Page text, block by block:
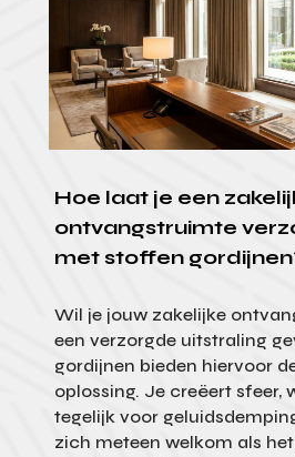
Hoe laat je een
ontvangstruimte
met stoffen
Wil je jouw zakelijke
een verzorgde uitstraling
gordijnen bieden hiervoor
oplossing. Je creëert sfeer,
tegelijk voor
zich meteen welkom als